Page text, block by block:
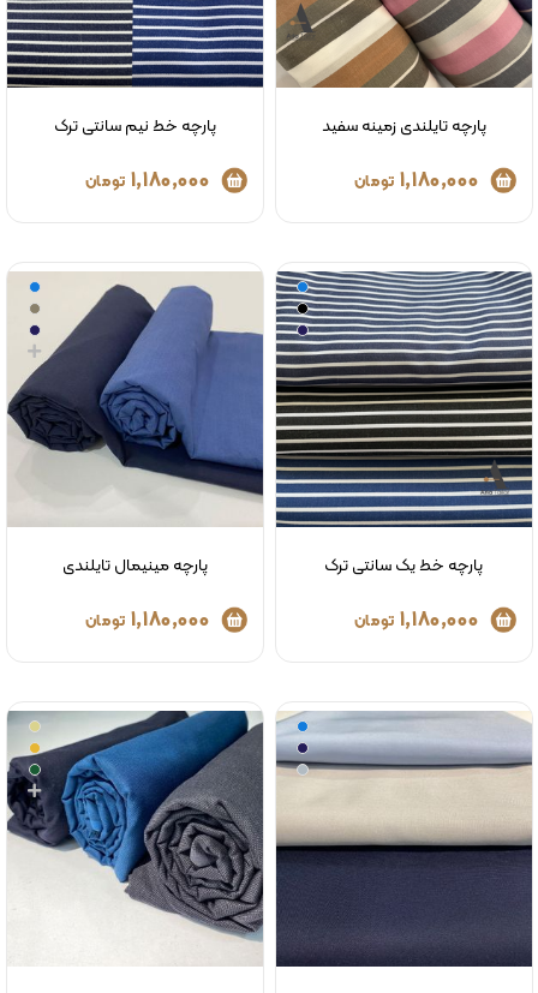
پارچه تایلندی زمینه سفید
1,180,000 تومان
پارچه خط نیم سانتی ترک
1,180,000 تومان
پارچه خط یک سانتی ترک
1,180,000 تومان
پارچه مینیمال تایلندی
1,180,000 تومان